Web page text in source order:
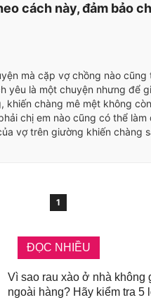
cách này, đảm bảo
mà cặp vợ chồng nào cũng
yêu là một chuyện nhưng để
khiến chàng mê mệt không
chị em nào cũng có thể làm
vợ trên giường khiến chàng
1
ĐỌC NHIỀU
Vì sao rau xào ở nhà không
ngoài hàng? Hãy kiểm tra 5